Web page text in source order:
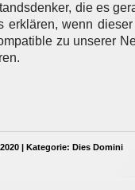
die es
erklären, wenn
zu unserer
| Kategorie: Dies Domini